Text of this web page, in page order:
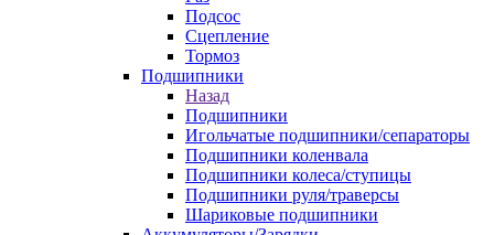
Подсос
Сцепление
Тормоз
Подшипники
Назад
Подшипники
Игольчатые подшипники/сепараторы
Подшипники коленвала
Подшипники колеса/ступицы
Подшипники руля/траверсы
Шариковые подшипники